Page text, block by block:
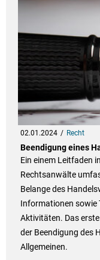
02.01.2024 Recht
Beendigung eines
Ein einem Leitfaden
Rechtsanwälte
Belange des
Informationen sowie
Aktivitäten. Das
der Beendigung des
Allgemeinen.